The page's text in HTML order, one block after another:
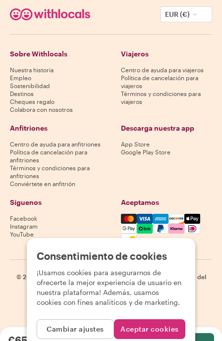
EUR (€)
Sobre Withlocals
Nuestra historia
Empleo
Sostenibilidad
Destinos
Cheques regalo
Colabora con nosotros
Viajeros
Centro de ayuda para viajeros
Política de cancelación para
viajeros
Términos y condiciones para
viajeros
Anfitriones
Centro de ayuda para anfitriones
Política de cancelación para
anfitriones
Términos y condiciones para
anfitriones
Conviértete en anfitrión
Descarga nuestra app
App Store
Google Play Store
Síguenos
Facebook
Instagram
YouTube
Aceptamos
Mastercard, Visa, Amex,
© 2026 Withlocals.com | Política de privacidad | Cookies
Mapa del
sitio
Consentimiento de cookies
¡Usamos cookies para asegurarnos de
ofrecerte la mejor experiencia de usuario en
nuestra plataforma! Además, usamos
cookies con fines analíticos y de marketing.
Cambiar ajustes Aceptar cookies